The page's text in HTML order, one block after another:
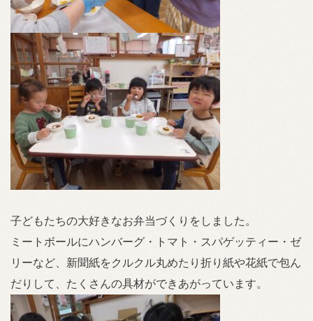
子どもたちの大好きなお弁当づくりをしました。
ミートボールにハンバーグ・トマト・スパゲッティー・ゼ
リーなど、新聞紙をクルクル丸めたり折り紙や花紙で包ん
だりして、たくさんの具材ができあがっています。